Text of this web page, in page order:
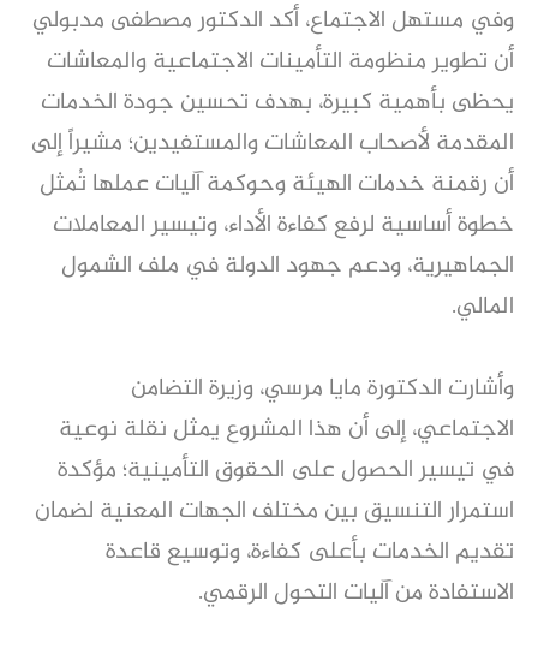
وفي مستهل الاجتماع، أكد الدكتور مصطفى مدبولي
أن تطوير منظومة التأمينات الاجتماعية والمعاشات
يحظى بأهمية كبيرة، بهدف تحسين جودة الخدمات
المقدمة لأصحاب المعاشات والمستفيدين؛ مشيراً إلى
أن رقمنة خدمات الهيئة وحوكمة آليات عملها تُمثل
خطوة أساسية لرفع كفاءة الأداء، وتيسير المعاملات
الجماهيرية، ودعم جهود الدولة في ملف الشمول
المالي.
وأشارت الدكتورة مايا مرسي، وزيرة التضامن
الاجتماعي، إلى أن هذا المشروع يمثل نقلة نوعية
في تيسير الحصول على الحقوق التأمينية؛ مؤكدة
استمرار التنسيق بين مختلف الجهات المعنية لضمان
تقديم الخدمات بأعلى كفاءة، وتوسيع قاعدة
الاستفادة من آليات التحول الرقمي.